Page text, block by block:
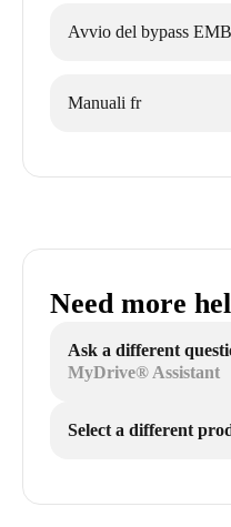
Avvio del bypass
Manuali fr
Need more
Ask a different
MyDrive® Assistant
Select a different